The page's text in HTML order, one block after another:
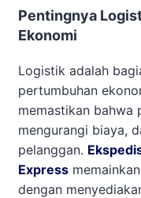
Pentingnya
Ekonomi
Logistik adalah
pertumbuhan
memastikan
mengurangi biaya,
pelanggan.
Express
dengan